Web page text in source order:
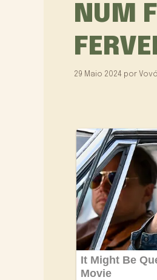
NUM
29 Maio 2024 por